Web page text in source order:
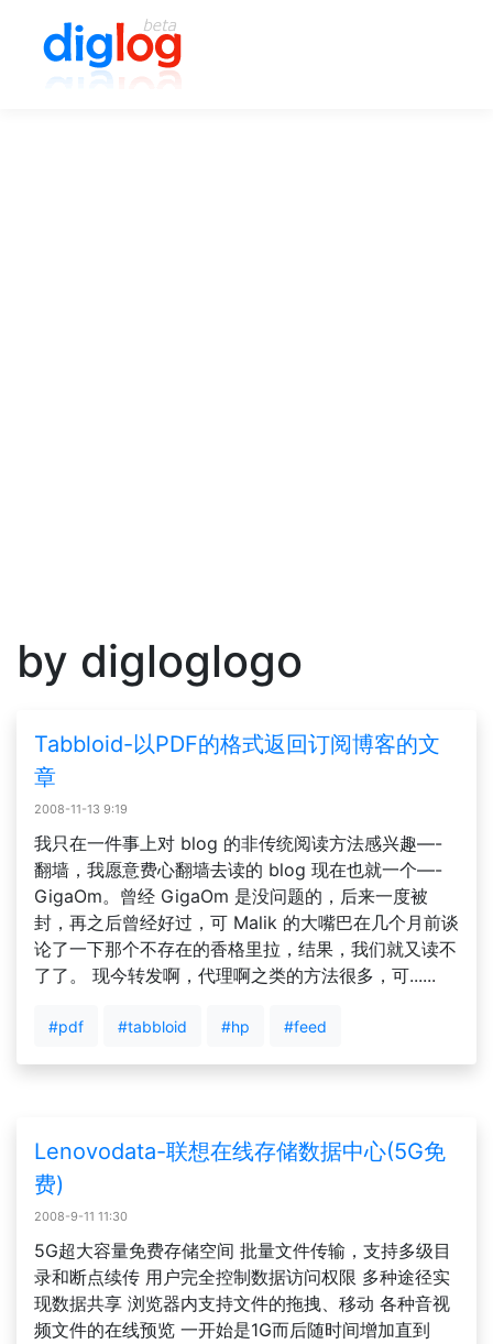
by digloglogo
Tabbloid-以PDF的格式返回订阅博客的文
章
2008-11-13 9:19
我只在一件事上对 blog 的非传统阅读方法感兴趣—-
翻墙，我愿意费心翻墙去读的 blog 现在也就一个—-
GigaOm。曾经 GigaOm 是没问题的，后来一度被
封，再之后曾经好过，可 Malik 的大嘴巴在几个月前谈
论了一下那个不存在的香格里拉，结果，我们就又读不
了了。 现今转发啊，代理啊之类的方法很多，可......
#pdf #tabbloid #hp #feed
Lenovodata-联想在线存储数据中心(5G免
费)
2008-9-11 11:30
5G超大容量免费存储空间 批量文件传输，支持多级目
录和断点续传 用户完全控制数据访问权限 多种途径实
现数据共享 浏览器内支持文件的拖拽、移动 各种音视
频文件的在线预览 一开始是1G而后随时间增加直到